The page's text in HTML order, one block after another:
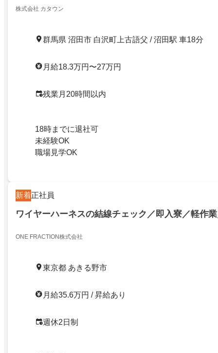
株式会社 カタウン
群馬県 沼田市 白沢町上古語父 / 沼田駅 車18分
月給18.3万円〜27万円
残業月20時間以内
18時までに退社可
未経験OK
職場見学OK
新着正社員
ワイヤーハーネスの結線チェック／即入寮／軽作
ONE FRACTION株式会社
東京都 あきる野市
月給35.6万円 / 昇給あり
週休2日制